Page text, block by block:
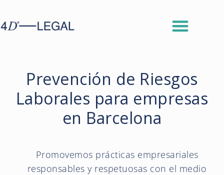
Prevención de Riesgos
Laborales para empresas
en Barcelona
Promovemos prácticas empresariales
responsables y respetuosas con el medio